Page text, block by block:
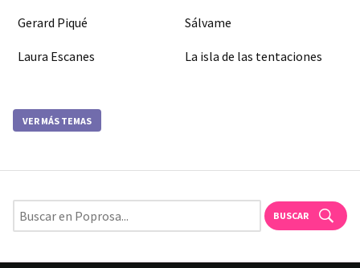
Gerard Piqué Sálvame
Laura Escanes La isla de las tentaciones
VER MÁS TEMAS
BUSCAR